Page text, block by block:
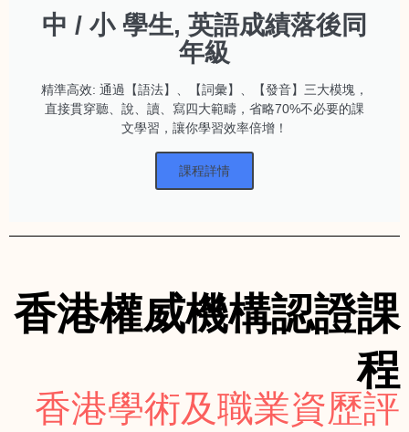
中 / 小 學生, 英語成績落後同
年級
精準高效: 通過【語法】、【詞彙】、【發音】三大模塊，
直接貫穿聽、說、讀、寫四大範疇，省略70%不必要的課
文學習，讓你學習效率倍增！
課程詳情
香港權威機構認證課
程
香港學術及職業資歷評